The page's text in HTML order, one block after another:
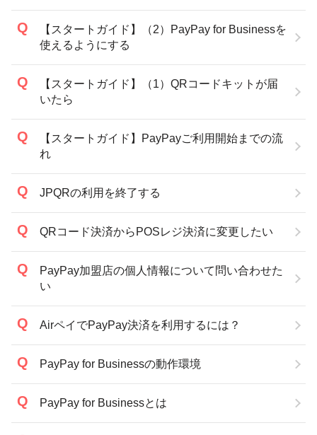
【スタートガイド】（2）PayPay for Businessを
使えるようにする
【スタートガイド】（1）QRコードキットが届
いたら
【スタートガイド】PayPayご利用開始までの流
れ
JPQRの利用を終了する
QRコード決済からPOSレジ決済に変更したい
PayPay加盟店の個人情報について問い合わせた
い
AirペイでPayPay決済を利用するには？
PayPay for Businessの動作環境
PayPay for Businessとは